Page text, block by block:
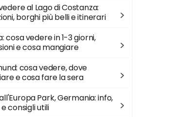
al Lago di Costanza:
borghi più belli e itinerari
cosa vedere in 1-3 giorni,
e cosa mangiare
cosa vedere, dove
e cosa fare la sera
Park, Germania: info,
consigli utili